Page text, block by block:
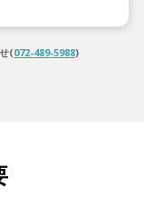
(072-489-5988)